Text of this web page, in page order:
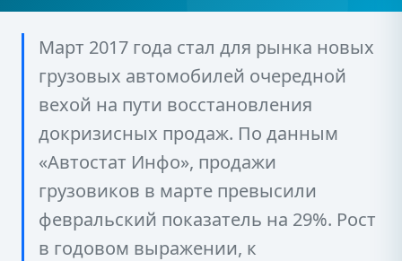
Март 2017 года стал для рынка новых
грузовых автомобилей очередной
вехой на пути восстановления
докризисных продаж. По данным
«Автостат Инфо», продажи
грузовиков в марте превысили
февральский показатель на 29%. Рост
в годовом выражении, к